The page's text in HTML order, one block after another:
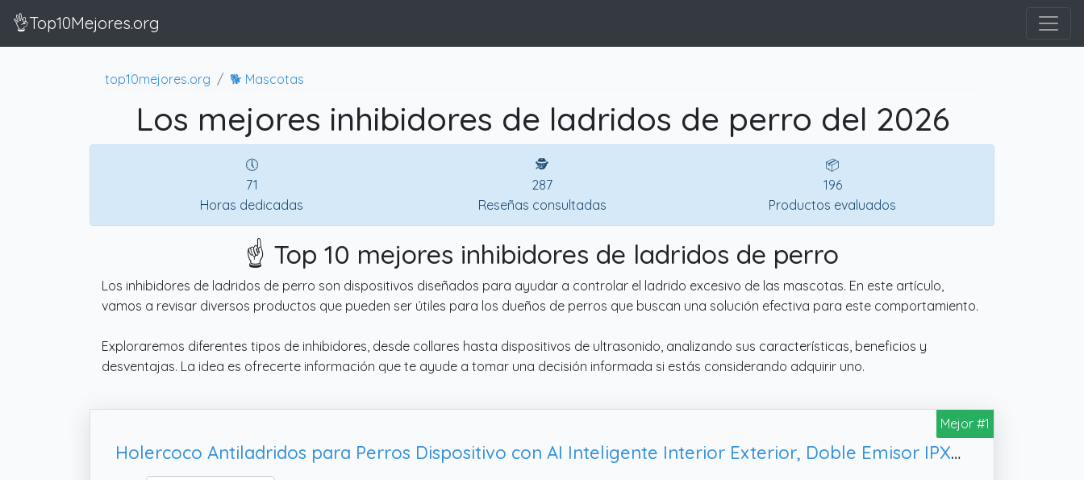
👌Top10Mejores.org
top10mejores.org 🐕 Mascotas
Los mejores inhibidores de ladridos de perro del 2026
🕔
71
Horas dedicadas
🕵
287
Reseñas consultadas
📦
196
Productos evaluados
☝️ Top 10 mejores inhibidores de ladridos de perro
Los inhibidores de ladridos de perro son dispositivos diseñados para ayudar a controlar el ladrido excesivo de las mascotas. En este artículo,
vamos a revisar diversos productos que pueden ser útiles para los dueños de perros que buscan una solución efectiva para este comportamiento.
Exploraremos diferentes tipos de inhibidores, desde collares hasta dispositivos de ultrasonido, analizando sus características, beneficios y
desventajas. La idea es ofrecerte información que te ayude a tomar una decisión informada si estás considerando adquirir uno.
Mejor #1
Holercoco Antiladridos para Perros Dispositivo con AI Inteligente Interior Exterior, Doble Emisor IPX6 Recargable